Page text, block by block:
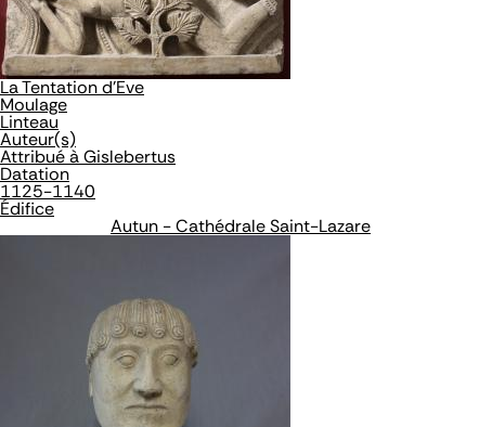
La Tentation d'Eve
Moulage
Linteau
Auteur(s)
Attribué à Gislebertus
Datation
1125-1140
Édifice
Autun - Cathédrale Saint-Lazare